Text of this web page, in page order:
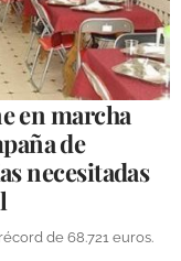
en marcha
de
necesitadas
de 68.721 euros.